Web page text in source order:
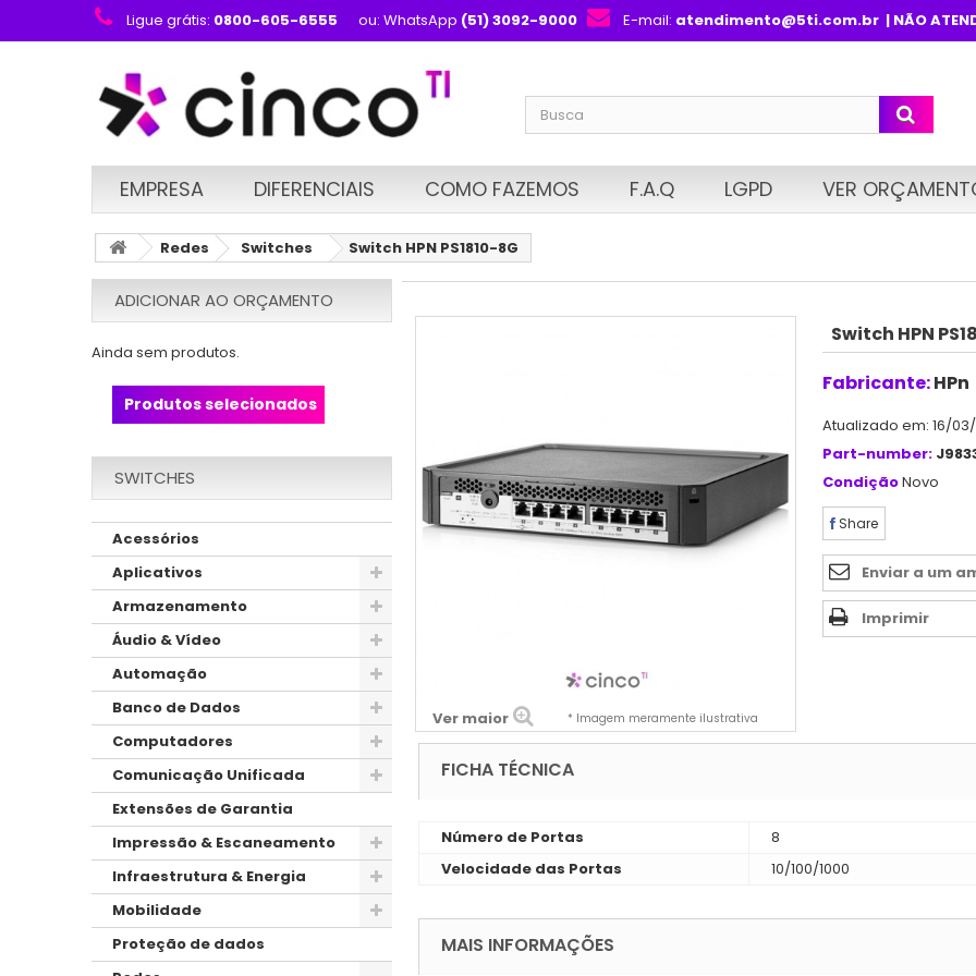
Ligue grátis: 0800-605-6555 ou: WhatsApp (51) 3092-9000 E-mail: atendimento@5ti.com.br| NÃO
EMPRESA DIFERENCIAIS COMO FAZEMOS F.A.Q LGPD VER
Redes Switches Switch HPN PS1810-8G
ADICIONAR AO ORÇAMENTO
Ainda sem produtos.
Produtos selecionados
SWITCHES
Acessórios
Aplicativos
Armazenamento
Áudio & Vídeo
Automação
Banco de Dados
Computadores
Comunicação Unificada
Extensões de Garantia
Impressão & Escaneamento
Infraestrutura & Energia
Mobilidade
Proteção de dados
Ver maior * Imagem meramente ilustrativa
Switch HPN
Fabricante:HPn
Atualizado em: 16/03/
Part-number:
CondiçãoNovo
Share
Enviar a um
Imprimir
FICHA TÉCNICA
Número de Portas
8
Velocidade das Portas
10/100/1000
MAIS INFORMAÇÕES